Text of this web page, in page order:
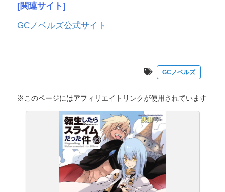
[関連サイト]
GCノベルズ公式サイト
GCノベルズ
※このページにはアフィリエイトリンクが使用されています